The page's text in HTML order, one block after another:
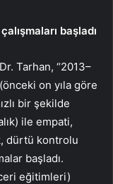
başladı
Tarhan, “2013–
on yıla göre
bir şekilde
ile empati,
dürtü kontrolu
başladı.
eğitimleri)